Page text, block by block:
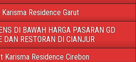
Residence Garut
DI BAWAH HARGA PASARAN GD
DAN RESTORAN DI CIANJUR
Karisma Residence Cirebon